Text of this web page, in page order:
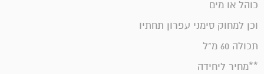
כוהל או מים
וכן למחוק סימני עפרון תחתיו
תכולה 60 מ"ל
**מחיר ליחידה